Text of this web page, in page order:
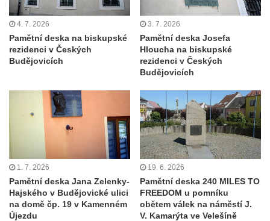
hřbitově v Postoloprtech
Pamětní deska nevinným obětem
postoloprtských událostí 1945 na hřbitově v
Postoloprtech
Hrob Vladimíra Tlustého na hřbitově v
Postoloprtech
Hrob Kraussových na hřbitově v
Postoloprtech
Pomník obětem boje proti fašismu u
hřbitova v Postoloprtech
Pomník obětem 1. světové války v Šumné-
Litvínově
Pomník obětem války ve Vraňanech
4. 7. 2026
Pamětní deska na biskupské
rezidenci v Českých
Budějovicích
3. 7. 2026
Pamětní deska Josefa
Hloucha na biskupské
rezidenci v Českých
Budějovicích
1. 7. 2026
Pamětní deska Jana Zelenky-
Hajského v Budějovické ulici
na domě čp. 19 v Kamenném
Újezdu
19. 6. 2026
Pamětní deska 240 MILES TO
FREEDOM u pomníku
obětem válek na náměstí J.
V. Kamarýta ve Velešíně